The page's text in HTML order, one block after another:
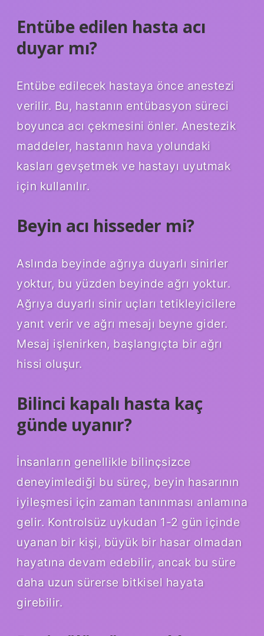
Entübe edilen hasta acı
duyar mı?
Entübe edilecek hastaya önce anestezi
verilir. Bu, hastanın entübasyon süreci
boyunca acı çekmesini önler. Anestezik
maddeler, hastanın hava yolundaki
kasları gevşetmek ve hastayı uyutmak
için kullanılır.
Beyin acı hisseder mi?
Aslında beyinde ağrıya duyarlı sinirler
yoktur, bu yüzden beyinde ağrı yoktur.
Ağrıya duyarlı sinir uçları tetikleyicilere
yanıt verir ve ağrı mesajı beyne gider.
Mesaj işlenirken, başlangıçta bir ağrı
hissi oluşur.
Bilinci kapalı hasta kaç
günde uyanır?
İnsanların genellikle bilinçsizce
deneyimlediği bu süreç, beyin hasarının
iyileşmesi için zaman tanınması anlamına
gelir. Kontrolsüz uykudan 1-2 gün içinde
uyanan bir kişi, büyük bir hasar olmadan
hayatına devam edebilir, ancak bu süre
daha uzun sürerse bitkisel hayata
girebilir.